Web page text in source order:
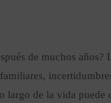
de muchos años?
largo de la vida puede